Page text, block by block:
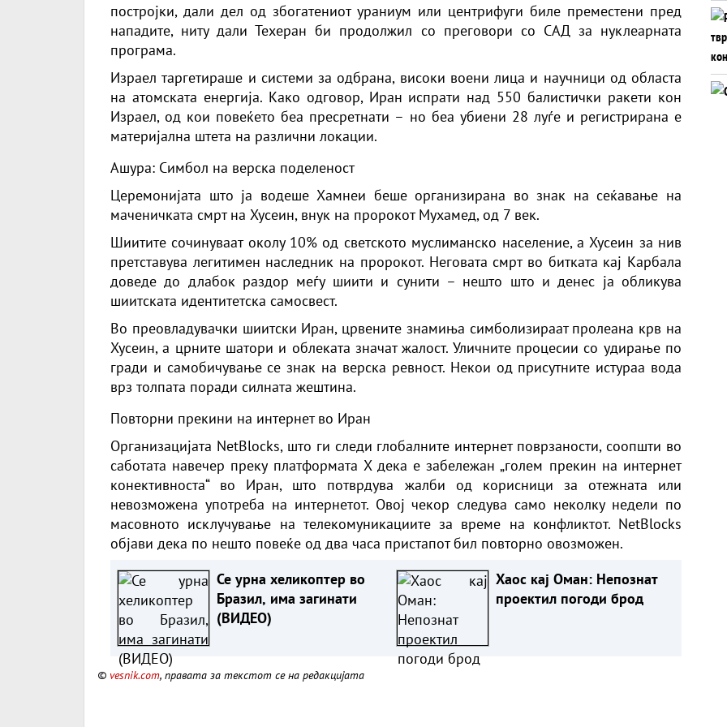
испраќање на фронтот
постројки, дали дел од збогатениот ураниум или центрифуги биле преместени пред
нападите, ниту дали Техеран би продолжил со преговори со САД за нуклеарната
програма.
Израел таргетираше и системи за одбрана, високи воени лица и научници од областа
на атомската енергија. Како одговор, Иран испрати над 550 балистички ракети кон
Израел, од кои повеќето беа пресретнати – но беа убиени 28 луѓе и регистрирана е
материјална штета на различни локации.
Ашура: Симбол на верска поделеност
Церемонијата што ја водеше Хамнеи беше организирана во знак на сеќавање на
маченичката смрт на Хусеин, внук на пророкот Мухамед, од 7 век.
Шиитите сочинуваат околу 10% од светското муслиманско население, а Хусеин за нив
претставува легитимен наследник на пророкот. Неговата смрт во битката кај Карбала
доведе до длабок раздор меѓу шиити и сунити – нешто што и денес ја обликува
шиитската идентитетска самосвест.
Во преовладувачки шиитски Иран, црвените знамиња симболизираат пролеана крв на
Хусеин, а црните шатори и облеката значат жалост. Уличните процесии со удирање по
гради и самобичување се знак на верска ревност. Некои од присутните истураа вода
врз толпата поради силната жештина.
Повторни прекини на интернет во Иран
Организацијата NetBlocks, што ги следи глобалните интернет поврзаности, соопшти во
саботата навечер преку платформата X дека е забележан „голем прекин на интернет
конективноста“ во Иран, што потврдува жалби од корисници за отежната или
невозможена употреба на интернетот. Овој чекор следува само неколку недели по
масовното исклучување на телекомуникациите за време на конфликтот. NetBlocks
објави дека по нешто повеќе од два часа пристапот бил повторно овозможен.
Се урна хеликоптер во
Бразил, има загинати
(ВИДЕО)
Хаос кај Оман: Непознат
проектил погоди брод
© vesnik.com, правата за текстот се на редакцијата